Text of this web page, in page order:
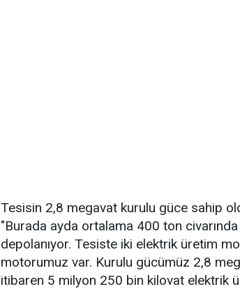
Tesisin 2,8 megavat kurulu güce sahip
"Burada ayda ortalama 400 ton
depolanıyor. Tesiste iki elektrik üretim
motorumuz var. Kurulu gücümüz 2,8
itibaren 5 milyon 250 bin kilovat elektrik